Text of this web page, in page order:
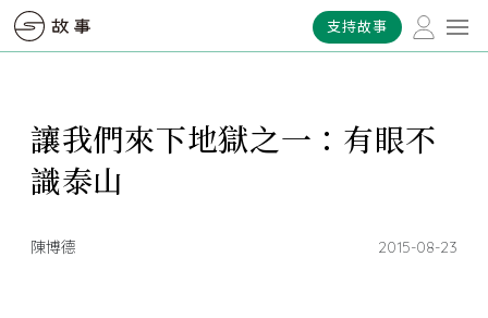
支持故事
讓我們來下地獄之一：有眼不
識泰山
陳博德 2015-08-23